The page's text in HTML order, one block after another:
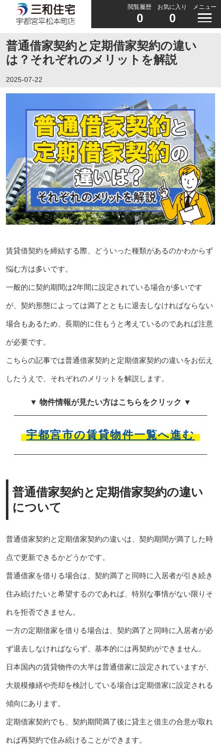
閲覧履歴
0
お気に入り
0
メニュー
普通借家契約と定期借家契約の違い
は？それぞれのメリットを解説
2025-07-22
賃貸借契約を締結する際、どういった種類があるのかわからず
悩む方は多いです。
一般的に契約期間は2年間に設定されている場合が多いです
が、契約形態によっては満了とともに退去しなければならない
場合もあるため、長期的に住もうと考えているのであれば注意
が必要です。
こちらの記事では普通借家契約と定期借家契約の違いをお伝え
したうえで、それぞれのメリットを解説します。
▼ 物件情報が見たい方はこちらをクリック ▼
宇都宮市の賃貸物件一覧へ進む
普通借家契約と定期借家契約の違い
について
普通借家契約と定期借家契約の違いは、契約期間が満了した時
点で更新できるかどうかです。
普通借家を借りる場合は、契約満了と同時に入居者が引き続き
住み続けたいと希望するのであれば、特別な事情がない限りそ
れを拒否できません。
一方の定期借家を借りる場合は、契約満了と同時に入居者が必
ず退去しなければならず、基本的には再契約ができません。
日本国内の賃貸物件の大半は普通借家に設定されていますが、
大規模修繕や売却を検討している場合は定期借家に設定される
傾向にあります。
定期借家契約でも、契約期間満了後に貸主と借主の合意が取れ
れば再契約で住み続けることができます。